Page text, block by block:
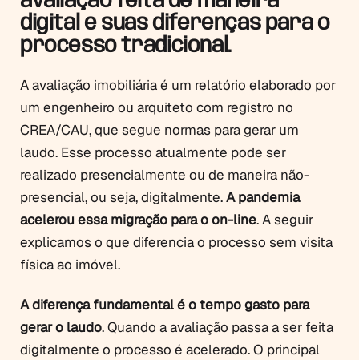
digital e suas diferenças para o
processo tradicional.
A avaliação imobiliária é um relatório elaborado por
um engenheiro ou arquiteto com registro no
CREA/CAU, que segue normas para gerar um
laudo. Esse processo atualmente pode ser
realizado presencialmente ou de maneira não-
presencial, ou seja, digitalmente.A pandemia
acelerou essa migração para o on-line. A seguir
explicamos o que diferencia o processo sem visita
física ao imóvel.
A diferença fundamental é o tempo gasto para
gerar o laudo. Quando a avaliação passa a ser feita
digitalmente o processo é acelerado. O principal